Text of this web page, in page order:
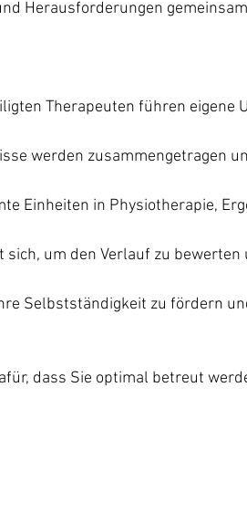
Herausforderungen
Therapeuten führen eigene
werden zusammengetragen
Einheiten in Physiotherapie,
sich, um den Verlauf zu bewerten
Selbstständigkeit zu fördern
dass Sie optimal betreut